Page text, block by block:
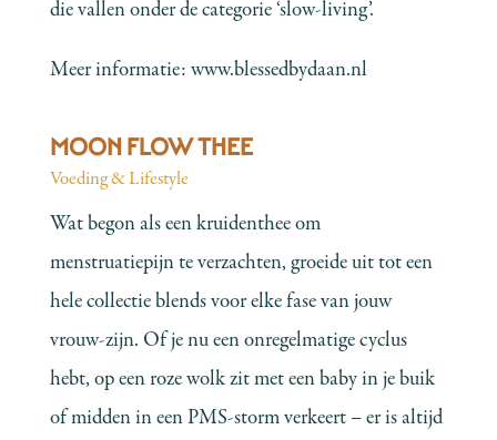
die vallen onder de categorie ‘slow-living’.
Meer informatie:www.blessedbydaan.nl
MOON FLOW THEE
Voeding & Lifestyle
Wat begon als een kruidenthee om
menstruatiepijn te verzachten, groeide uit tot een
hele collectie blends voor elke fase van jouw
vrouw-zijn. Of je nu een onregelmatige cyclus
hebt, op een roze wolk zit met een baby in je buik
of midden in een PMS-storm verkeert – er is altijd